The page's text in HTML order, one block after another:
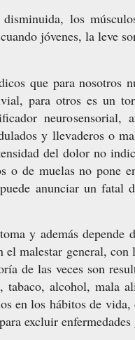
los
jóvenes, la leve
que para nosotros
para otros es un
neurosensorial,
y llevaderos o
del dolor no
o de muelas no pone
anunciar un fatal
y además depende
malestar general, con
de las veces son
tabaco, alcohol, mala
en los hábitos de vida,
excluir enfermedades